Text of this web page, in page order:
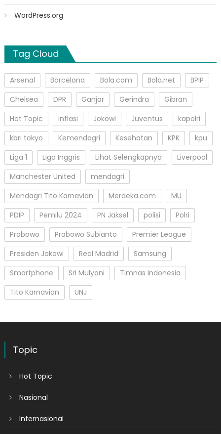
WordPress.org
Tag Cloud
Arsenal Barcelona Bola.com Bola.net
BPIP
Chelsea
DPR Ganjar Gerindra
Gibran
Hot Topic
inflasi Jokowi Juventus
kapolri
kbri tokyo
Kemendagri Kesehatan KPK
kpu
Liga 1
Liga Inggris Lihat Selengkapnya
Liverpool
Manchester United
mendagri
Mendagri Tito Karnavian
Merdeka.com
MU
PDIP
Pemilu 2024 PN Jaksel polisi
Polri
Prabowo
Prabowo Subianto
Premier League
Presiden Jokowi
Real Madrid
Samsung
Smartphone
Sri Mulyani
Timnas Indonesia
Tito Karnavian
UNJ
Topic
Hot Topic
Nasional
Internasional